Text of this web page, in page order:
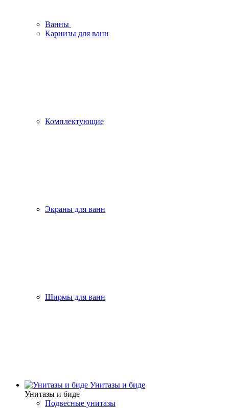
Ванны
Карнизы для ванн
Комплектующие
Экраны для ванн
Ширмы для ванн
Унитазы и биде
Унитазы и биде
Подвесные унитазы